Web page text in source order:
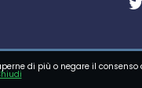
di più o negare il